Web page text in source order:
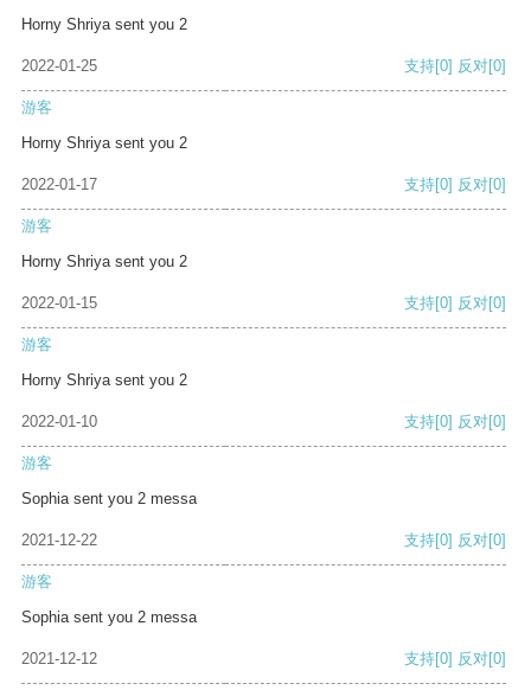
Horny Shriya sent you 2
2022-01-25 支持[0] 反对[0]
游客
Horny Shriya sent you 2
2022-01-17 支持[0] 反对[0]
游客
Horny Shriya sent you 2
2022-01-15 支持[0] 反对[0]
游客
Horny Shriya sent you 2
2022-01-10 支持[0] 反对[0]
游客
Sophia sent you 2 messa
2021-12-22 支持[0] 反对[0]
游客
Sophia sent you 2 messa
2021-12-12 支持[0] 反对[0]